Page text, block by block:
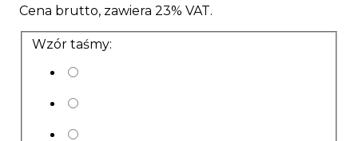
Cena brutto, zawiera 23% VAT.
Wzór taśmy: